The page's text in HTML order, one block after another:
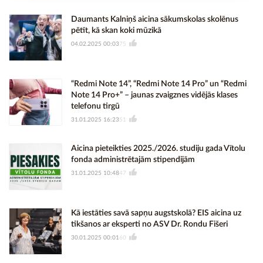
Daumants Kalniņš aicina sākumskolas skolēnus
pētīt, kā skan koki mūzikā
04.02.2025 00:03 75
“Redmi Note 14”, “Redmi Note 14 Pro” un “Redmi
Note 14 Pro+” – jaunas zvaigznes vidējās klases
telefonu tirgū
31.01.2025 16:23 51
Aicina pieteikties 2025./2026. studiju gada Vītolu
fonda administrētajām stipendijām
31.01.2025 10:4847
Kā iestāties savā sapņu augstskolā? EIS aicina uz
tikšanos ar eksperti no ASV Dr. Rondu Fišeri
30.01.2025 00:01 60